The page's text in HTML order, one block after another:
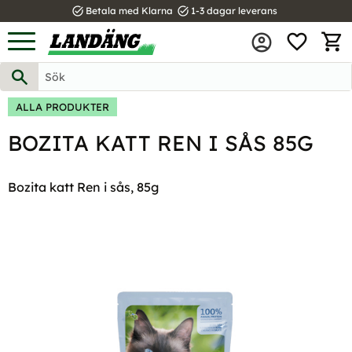
Meny
task_alt Betala med Klarna task_alt 1-3 dagar leverans
ALLA PRODUKTER
BOZITA KATT REN I SÅS 85G
Bozita katt Ren i sås, 85g